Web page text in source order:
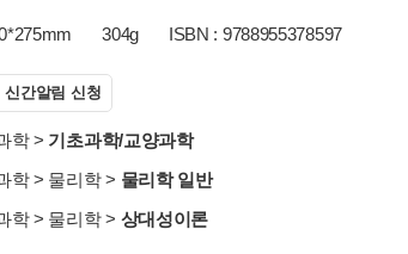
304g ISBN : 9788955378597
신간알림 신청
학> 기초과학/교양과학
학> 물리학> 물리학 일반
학> 물리학> 상대성이론